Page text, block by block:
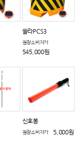
쏠라PCS3
권장소비자가
545,000원
신호봉
권장소비자가 5,000원